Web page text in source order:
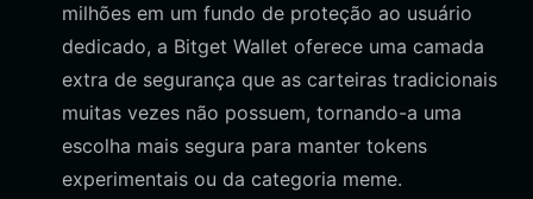
milhões em um fundo de proteção ao usuário
dedicado, a Bitget Wallet oferece uma camada
extra de segurança que as carteiras tradicionais
muitas vezes não possuem, tornando-a uma
escolha mais segura para manter tokens
experimentais ou da categoria meme.